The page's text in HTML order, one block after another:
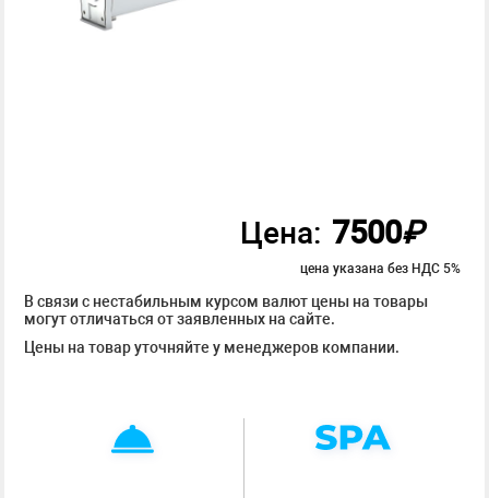
Цена: 7500₽
цена указана без НДС 5%
В связи с нестабильным курсом валют цены на товары
могут отличаться от заявленных на сайте.
Цены на товар уточняйте у менеджеров компании.